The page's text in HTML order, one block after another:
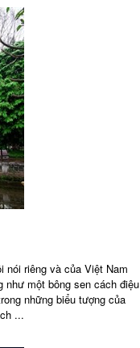
nói riêng và của Việt Nam
như một bông sen cách điệu
những biểu tượng của
...